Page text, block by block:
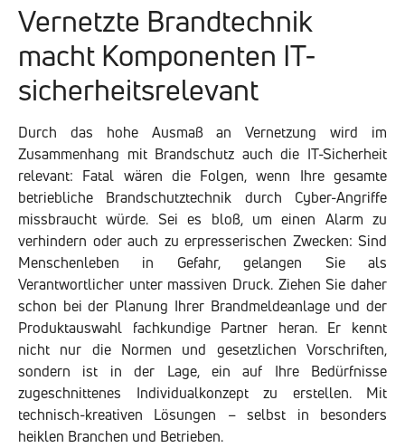
Vernetzte Brandtechnik
macht Komponenten IT-
sicherheitsrelevant
Durch das hohe Ausmaß an Vernetzung wird im
Zusammenhang mit Brandschutz auch die IT-Sicherheit
relevant: Fatal wären die Folgen, wenn Ihre gesamte
betriebliche Brandschutztechnik durch Cyber-Angriffe
missbraucht würde. Sei es bloß, um einen Alarm zu
verhindern oder auch zu erpresserischen Zwecken: Sind
Menschenleben in Gefahr, gelangen Sie als
Verantwortlicher unter massiven Druck. Ziehen Sie daher
schon bei der Planung Ihrer Brandmeldeanlage und der
Produktauswahl fachkundige Partner heran. Er kennt
nicht nur die Normen und gesetzlichen Vorschriften,
sondern ist in der Lage, ein auf Ihre Bedürfnisse
zugeschnittenes Individualkonzept zu erstellen. Mit
technisch-kreativen Lösungen – selbst in besonders
heiklen Branchen und Betrieben.